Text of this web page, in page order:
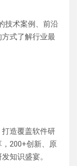
技术案例、前沿
式了解行业最
造覆盖软件研
200+创新、原
知识盛宴。